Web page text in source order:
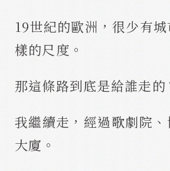
19世紀的歐洲，很少有
樣的尺度。
那這條路到底是給誰走的
我繼續走，經過歌劇院
大廈。